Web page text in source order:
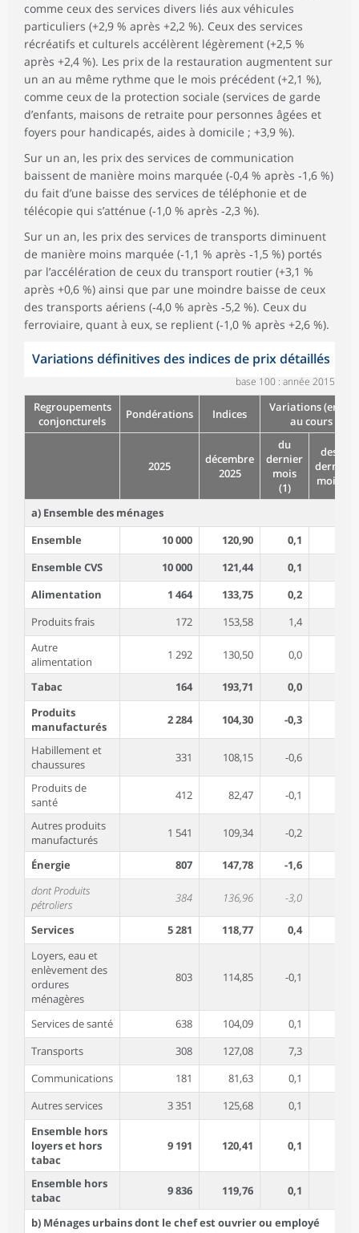
comme ceux des services divers liés aux véhicules
particuliers (+2,9 % après +2,2 %). Ceux des services
récréatifs et culturels accélèrent légèrement (+2,5 %
après +2,4 %). Les prix de la restauration augmentent sur
un an au même rythme que le mois précédent (+2,1 %),
comme ceux de la protection sociale (services de garde
d’enfants, maisons de retraite pour personnes âgées et
foyers pour handicapés, aides à domicile ; +3,9 %).
Sur un an, les prix des services de communication
baissent de manière moins marquée (‑0,4 % après ‑1,6 %)
du fait d’une baisse des services de téléphonie et de
télécopie qui s’atténue (‑1,0 % après ‑2,3 %).
Sur un an, les prix des services de transports diminuent
de manière moins marquée (‑1,1 % après ‑1,5 %) portés
par l’accélération de ceux du transport routier (+3,1 %
après +0,6 %) ainsi que par une moindre baisse de ceux
des transports aériens (‑4,0 % après ‑5,2 %). Ceux du
ferroviaire, quant à eux, se replient (‑1,0 % après +2,6 %).
Variations définitives des indices de prix détaillés
base 100 : année 2015
Regroupements
conjoncturels
Pondérations Indices
Variations (en %)
au cours
2025
décembre
2025
du
dernier
mois
(1)
des 12
derniers
mois (2)
a) Ensemble des ménages
Ensemble
10 000 120,90 0,1
Ensemble CVS
10 000 121,44 0,1
Alimentation
1 464 133,75 0,2
Produits frais
172 153,58 1,4
Autre
alimentation
1 292 130,50 0,0
Tabac 164 193,71 0,0
Produits
manufacturés
2 284 104,30 -0,3
Habillement et
chaussures
331 108,15 -0,6
Produits de
santé
412 82,47 -0,1
Autres produits
manufacturés
1 541 109,34 -0,2
Énergie 807 147,78 -1,6
dont Produits
pétroliers
384 136,96 -3,0
Services 5 281 118,77 0,4
Loyers, eau et
enlèvement des
ordures
ménagères
803 114,85 -0,1
Services de santé 638 104,09 0,1
Transports
308 127,08 7,3
Communications
181 81,63 0,1
Autres services
3 351 125,68 0,1
Ensemble hors
loyers et hors
tabac
9 191 120,41 0,1
Ensemble hors
tabac
9 836 119,76 0,1
b) Ménages urbains dont le chef est ouvrier ou employé